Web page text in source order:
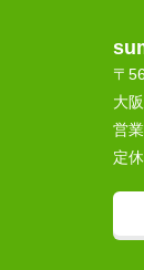
〒
大
営
定